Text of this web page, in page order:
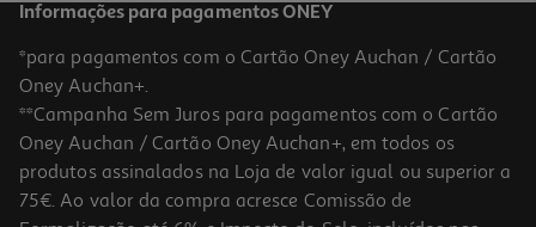
-10%
Informações para pagamentos ONEY
*para pagamentos com o Cartão Oney Auchan / Cartão
Oney Auchan+.
**Campanha Sem Juros para pagamentos com o Cartão
Oney Auchan / Cartão Oney Auchan+, em todos os
produtos assinalados na Loja de valor igual ou superior a
75€. Ao valor da compra acresce Comissão de